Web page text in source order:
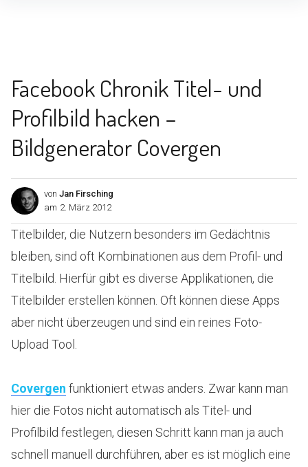
Facebook Chronik Titel- und
Profilbild hacken –
Bildgenerator Covergen
von Jan Firsching
am 2. März 2012
Titelbilder, die Nutzern besonders im Gedächtnis
bleiben, sind oft Kombinationen aus dem Profil- und
Titelbild. Hierfür gibt es diverse Applikationen, die
Titelbilder erstellen können. Oft können diese Apps
aber nicht überzeugen und sind ein reines Foto-
Upload Tool.
Covergen funktioniert etwas anders. Zwar kann man
hier die Fotos nicht automatisch als Titel- und
Profilbild festlegen, diesen Schritt kann man ja auch
schnell manuell durchführen, aber es ist möglich eine